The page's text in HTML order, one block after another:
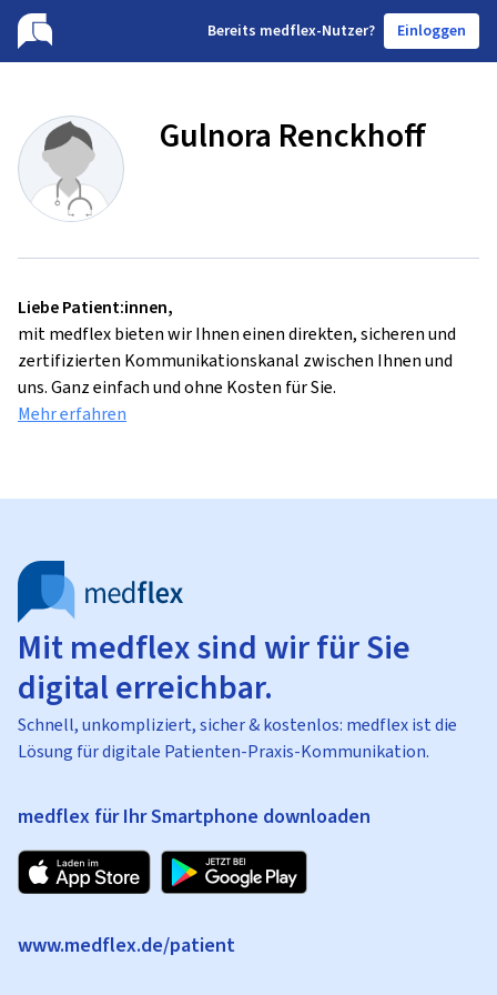
Bereits medflex-Nutzer? Einloggen
Gulnora Renckhoff
Liebe Patient:innen,
mit medflex bieten wir Ihnen einen direkten, sicheren und
zertifizierten Kommunikationskanal zwischen Ihnen und
uns. Ganz einfach und ohne Kosten für Sie.
Mehr erfahren
Mit medflex sind wir für Sie
digital erreichbar.
Schnell, unkompliziert, sicher & kostenlos: medflex ist die
Lösung für digitale Patienten-Praxis-Kommunikation.
medflex für Ihr Smartphone downloaden
www.medflex.de/patient